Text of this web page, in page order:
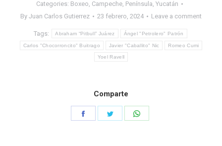
Categories: Boxeo, Campeche, Península, Yucatán
By Juan Carlos Gutierrez 23 febrero, 2024 Leave a comment
Tags: Abraham “Pitbull” Juárez Ángel "Petrolero" Patrón
Carlos "Chocorroncito" Buitrago Javier "Caballito" Nic Romeo Cumi
Yoel Ravell
Comparte
Share